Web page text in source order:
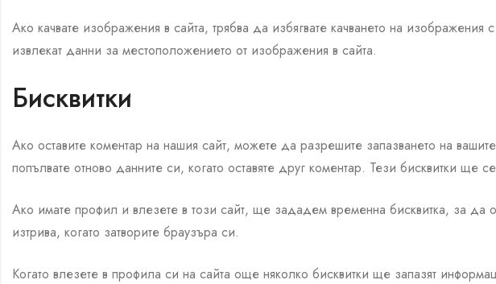
Ако качвате изображения в сайта, трябва да избягвате качването на
извлекат данни за местоположението от изображения в сайта.
Бисквитки
Ако оставите коментар на нашия сайт, можете да разрешите запазването на
попълвате отново данните си, когато оставяте друг коментар. Тези бисквитки ще
Ако имате профил и влезете в този сайт, ще зададем временна бисквитка, за
изтрива, когато затворите браузъра си.
Когато влезете в профила си на сайта още няколко бисквитки ще запазят